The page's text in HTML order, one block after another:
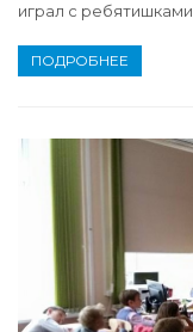
играл с ребятишками.
ПОДРОБНЕЕ